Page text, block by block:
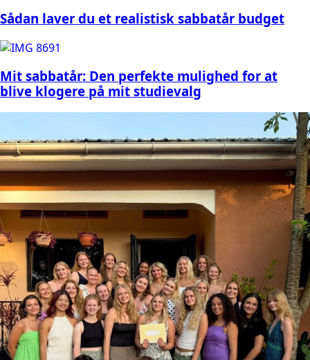
Sådan laver du et realistisk sabbatår budget
Mit sabbatår: Den perfekte mulighed for at
blive klogere på mit studievalg